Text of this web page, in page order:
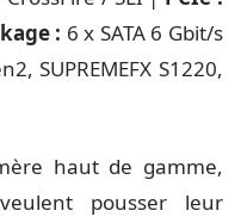
: 6 x SATA 6 Gbit/s
SUPREMEFX S1220,
haut de gamme,
pousser leur